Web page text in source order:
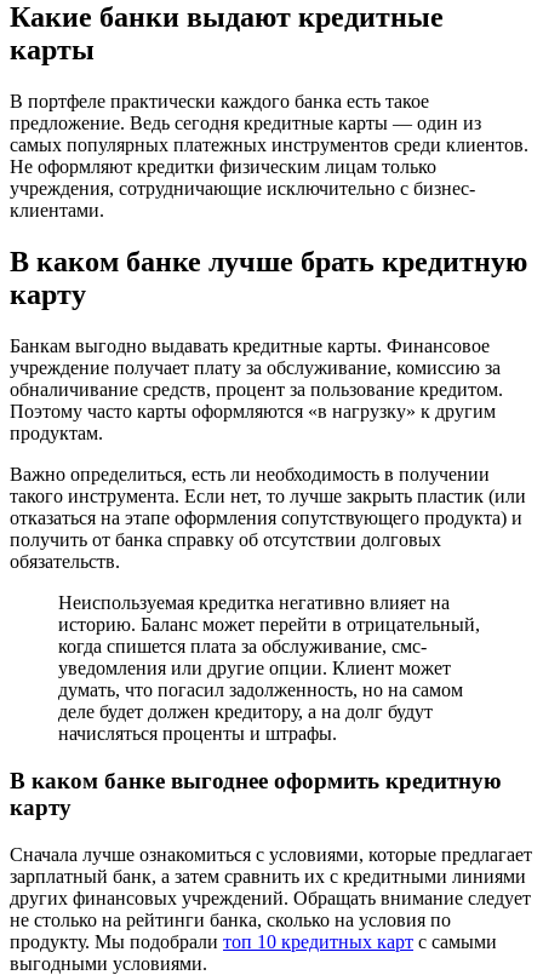
Какие банки выдают кредитные
карты
В портфеле практически каждого банка есть такое
предложение. Ведь сегодня кредитные карты — один из
самых популярных платежных инструментов среди клиентов.
Не оформляют кредитки физическим лицам только
учреждения, сотрудничающие исключительно с бизнес-
клиентами.
В каком банке лучше брать кредитную
карту
Банкам выгодно выдавать кредитные карты. Финансовое
учреждение получает плату за обслуживание, комиссию за
обналичивание средств, процент за пользование кредитом.
Поэтому часто карты оформляются «в нагрузку» к другим
продуктам.
Важно определиться, есть ли необходимость в получении
такого инструмента. Если нет, то лучше закрыть пластик (или
отказаться на этапе оформления сопутствующего продукта) и
получить от банка справку об отсутствии долговых
обязательств.
Неиспользуемая кредитка негативно влияет на
историю. Баланс может перейти в отрицательный,
когда спишется плата за обслуживание, смс-
уведомления или другие опции. Клиент может
думать, что погасил задолженность, но на самом
деле будет должен кредитору, а на долг будут
начисляться проценты и штрафы.
В каком банке выгоднее оформить кредитную
карту
Сначала лучше ознакомиться с условиями, которые предлагает
зарплатный банк, а затем сравнить их с кредитными линиями
других финансовых учреждений. Обращать внимание следует
не столько на рейтинги банка, сколько на условия по
продукту. Мы подобрали топ 10 кредитных карт с самыми
выгодными условиями.